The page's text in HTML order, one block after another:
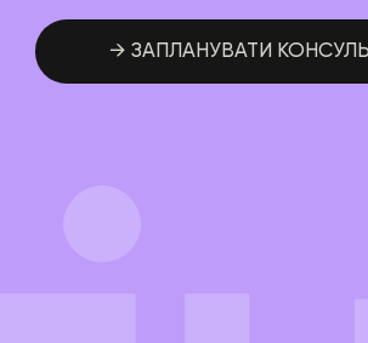
→ ЗАПЛАНУВАТИ